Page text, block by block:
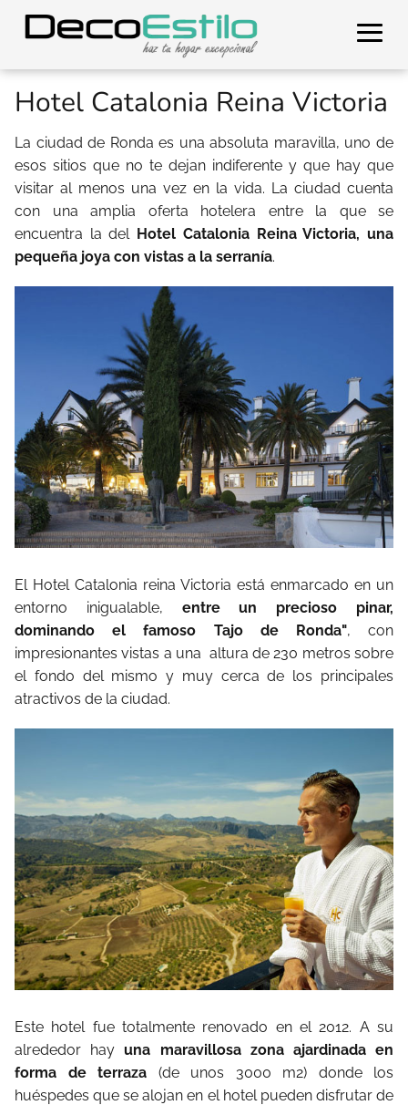
Hotel Catalonia Reina Victoria
La ciudad de Ronda es una absoluta maravilla, uno de
esos sitios que no te dejan indiferente y que hay que
visitar al menos una vez en la vida. La ciudad cuenta
con una amplia oferta hotelera entre la que se
encuentra la del Hotel Catalonia Reina Victoria, una
pequeña joya con vistas a la serranía.
El Hotel Catalonia reina Victoria está enmarcado en un
entorno inigualable, entre un precioso pinar,
dominando el famoso Tajo de Ronda", con
impresionantes vistas a una altura de 230 metros sobre
el fondo del mismo y muy cerca de los principales
atractivos de la ciudad.
Este hotel fue totalmente renovado en el 2012. A su
alrededor hayuna maravillosa zona ajardinada en
forma de terraza (de unos 3000 m2) donde los
huéspedes que se alojan en el hotel pueden disfrutar de